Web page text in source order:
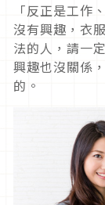
「反正是工作
沒有興趣，衣
法的人，請一
興趣也沒關係
的。